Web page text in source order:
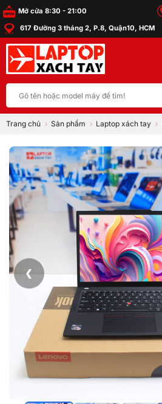
Bỏ
qua
nội
dung
Mở cửa 8:30 - 21:00
617 Đường 3 tháng 2, P.8, Quận10, HCM
kiếm:
Trang chủ Sản phẩm Laptop xách tay
❮